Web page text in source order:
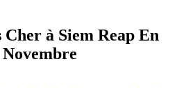
Cher à Siem Reap En
Novembre